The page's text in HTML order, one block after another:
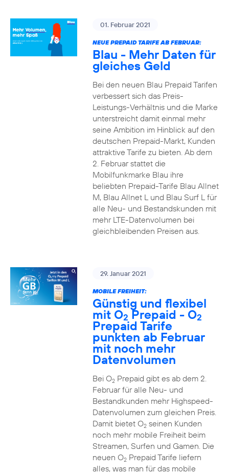
01. Februar 2021
NEUE PREPAID TARIFE AB FEBRUAR:
Blau - Mehr Daten für
gleiches Geld
Bei den neuen Blau Prepaid Tarifen
verbessert sich das Preis-
Leistungs-Verhältnis und die Marke
unterstreicht damit einmal mehr
seine Ambition im Hinblick auf den
deutschen Prepaid-Markt, Kunden
attraktive Tarife zu bieten. Ab dem
2. Februar stattet die
Mobilfunkmarke Blau ihre
beliebten Prepaid-Tarife Blau Allnet
M, Blau Allnet L und Blau Surf L für
alle Neu- und Bestandskunden mit
mehr LTE-Datenvolumen bei
gleichbleibenden Preisen aus.
29. Januar 2021
MOBILE FREIHEIT:
Günstig und flexibel
mit O2 Prepaid - O2
Prepaid Tarife
punkten ab Februar
mit noch mehr
Datenvolumen
Bei O2Prepaid gibt es ab dem 2.
Februar für alle Neu- und
Bestandkunden mehr Highspeed-
Datenvolumen zum gleichen Preis.
Damit bietet O2seinen Kunden
noch mehr mobile Freiheit beim
Streamen, Surfen und Gamen. Die
neuen O2Prepaid Tarife liefern
alles, was man für das mobile